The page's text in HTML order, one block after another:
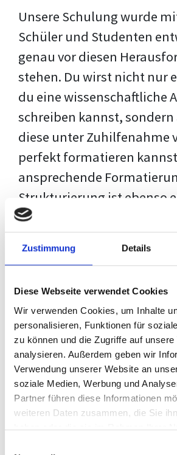
Zustimmung Details
Diese Webseite verwendet Cookies
Wir verwenden Cookies, um Inhalte
personalisieren, Funktionen für
zu können und die Zugriffe auf
analysieren. Außerdem geben wir
Verwendung unserer Website an
soziale Medien, Werbung und
Partner führen diese Informationen
weiteren Daten zusammen, die Sie
haben oder die sie im Rahmen Ihrer
Unsere Schulung wurde
Schüler und Studenten
genau vor diesen
stehen. Du wirst nicht nur
du eine wissenschaftliche
schreiben kannst, sondern
diese unter Zuhilfenahme
perfekt formatieren
ansprechende
Strukturierung ist ebenso
wie der Inhalt selbst.
eigene Erwartungen, und
Schulung ist so konzipiert,
deiner individuellen
anstatt eine
Der Prozess des
Schreibens kann ohne das
Wissen eine große
darstellen. Jedoch,
denTechniken und
Kurses, wird die